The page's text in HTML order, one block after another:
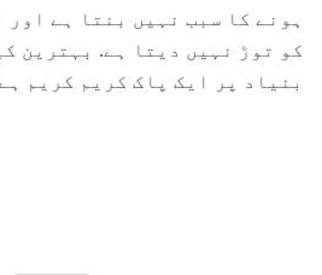
ہونے کا سبب نہیں بنتا ہے
کو توڑ نہیں دیتا ہے. بہترین
بنیاد پر ایک پاک کریم کریم